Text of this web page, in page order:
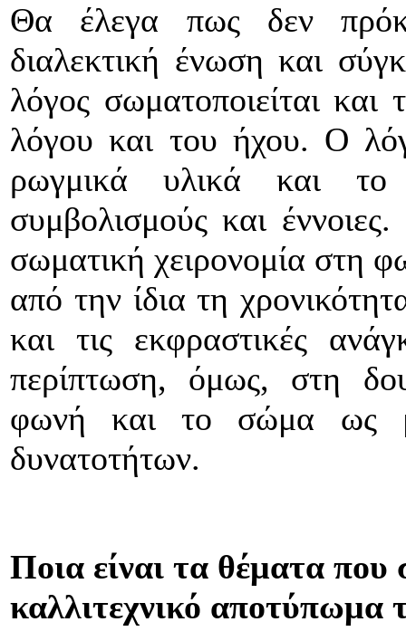
Θα έλεγα πως δεν
διαλεκτική ένωση και
λόγος σωματοποιείται
λόγου και του ήχου. Ο
ρωγμικά υλικά και το
συμβολισμούς και
σωματική χειρονομία στη
από την ίδια τη
και τις εκφραστικές
περίπτωση, όμως, στη
φωνή και το σώμα ως
δυνατοτήτων.
Ποια είναι τα θέματα που
καλλιτεχνικό αποτύπωμα